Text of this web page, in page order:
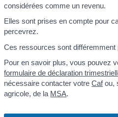
considérées comme un revenu.
Elles sont prises en compte pour
percevrez.
Ces ressources sont différemment
Pour en savoir plus, vous pouvez
formulaire de déclaration
nécessaire contacter votreCafou,
agricole, de la MSA.